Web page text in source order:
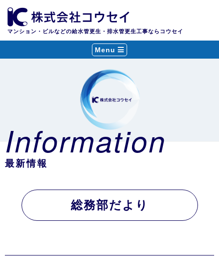
マンション・ビルなどの給水管更生・排水管更生工事ならコウセイ
Menu
Information
最新情報
総務部だより